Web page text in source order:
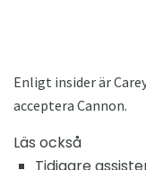
Enligt insider är
acceptera Cannon.
Läs också